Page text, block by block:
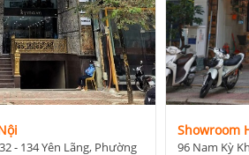
- 134 Yên Lãng, Phường
Showroom
96 Nam Kỳ